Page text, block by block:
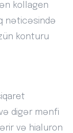
kollagen
nəticəsində
konturu
digər mənfi
və hialuron